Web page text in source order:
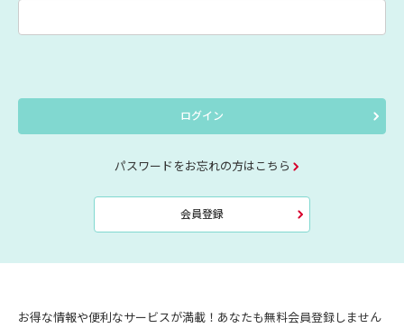
ログイン
パスワードをお忘れの方はこちら
会員登録
お得な情報や便利なサービスが満載！あなたも無料会員登録しません